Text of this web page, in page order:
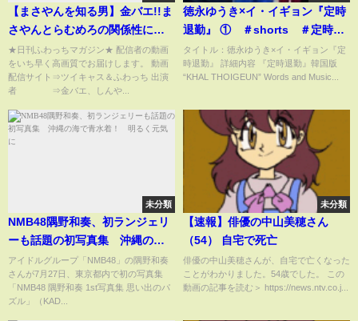
【まさやんを知る男】金バエ!!ま
さやんとらむめろの関係性につ
いて語る6月19日
★日刊ふわっちマガジン★ 配信者の動画
をいち早く高画質でお届けします。 動画
配信サイト⇒ツイキャス＆ふわっち 出演
者 ⇒金バエ、しんや...
徳永ゆうき×イ・イギョン『定時
退勤』 ① ＃shorts ＃定時退
勤 ＃徳永ゆうき ＃イイギョ
ン #칼퇴근 #이이경 #토쿠나
タイトル：徳永ゆうき×イ・イギョン『定
時退勤』 詳細内容 『定時退勤』韓国版
“KHAL THOIGEUN” Words and Music...
未分類
NMB48隅野和奏、初ランジェリ
ーも話題の初写真集 沖縄の海
で青水着！ 明るく元気に
アイドルグループ「NMB48」の隅野和奏
さんが7月27日、東京都内で初の写真集
「NMB48 隅野和奏 1st写真集 思い出のパ
ズル」（KAD...
未分類
【速報】俳優の中山美穂さん
（54） 自宅で死亡
俳優の中山美穂さんが、自宅で亡くなった
ことがわかりました。54歳でした。 この
動画の記事を読む＞ https://news.ntv.co.j...